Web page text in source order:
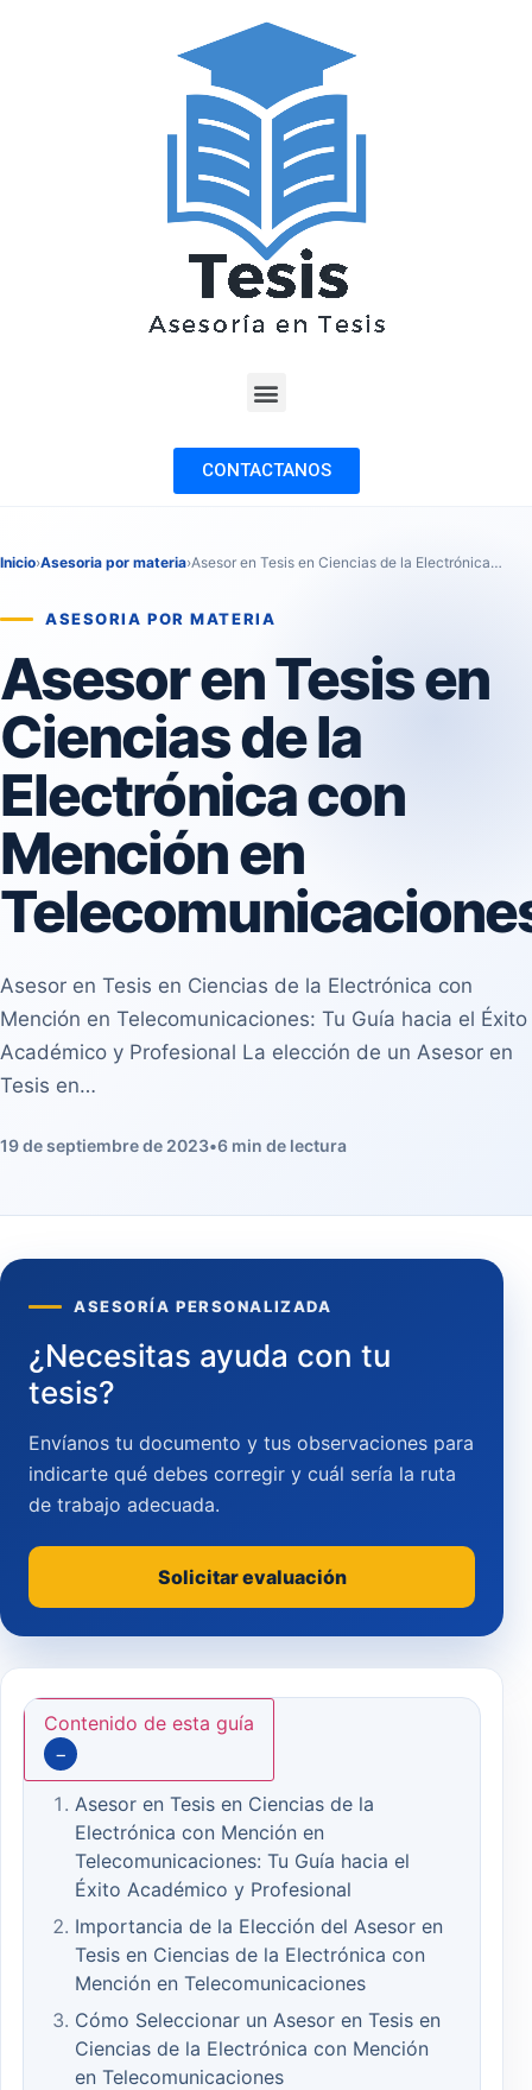
CONTACTANOS
Inicio›Asesoria por materia›Asesor en Tesis en Ciencias de la Electrónica…
ASESORIA POR MATERIA
Asesor en Tesis en
Ciencias de la
Electrónica con
Mención en
Asesor en Tesis en Ciencias de la Electrónica con
Mención en Telecomunicaciones: Tu Guía hacia el Éxito
Académico y Profesional La elección de un Asesor en
Tesis en…
19 de septiembre de 2023•6 min de lectura
Contenido de esta guía
−
Asesor en Tesis en Ciencias de la
Electrónica con Mención en
Telecomunicaciones: Tu Guía hacia el
Éxito Académico y Profesional
Importancia de la Elección del Asesor en
Tesis en Ciencias de la Electrónica con
Mención en Telecomunicaciones
Cómo Seleccionar un Asesor en Tesis en
Ciencias de la Electrónica con Mención
en Telecomunicaciones
ASESORÍA PERSONALIZADA
¿Necesitas ayuda con tu
tesis?
Envíanos tu documento y tus observaciones para
indicarte qué debes corregir y cuál sería la ruta
de trabajo adecuada.
Solicitar evaluación